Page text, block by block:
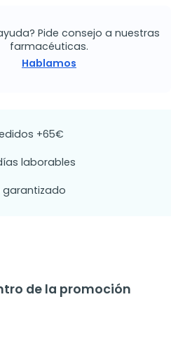
Pide consejo a nuestras
farmacéuticas.
Hablamos
+65€
laborables
garantizado
de la promoción